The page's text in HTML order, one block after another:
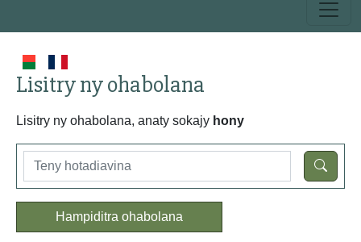
Lisitry ny ohabolana
Lisitry ny ohabolana, anaty sokajy hony
Hampiditra ohabolana